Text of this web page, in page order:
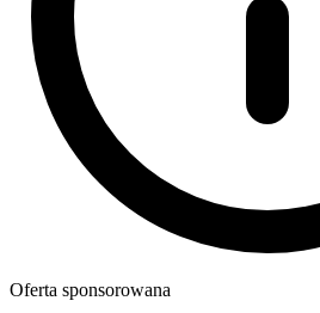
Oferta sponsorowana